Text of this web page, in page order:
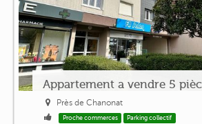
Appartement a vendre 5
Près de Chanonat
Proche commerces Parking collectif